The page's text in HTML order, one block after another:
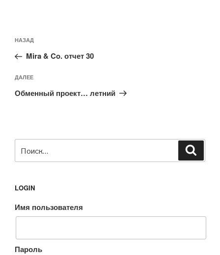
по
записям
Предыдущая
запись:
НАЗАД
Mira & Co. отчет 30
Следующая
запись
ДАЛЕЕ
Обменный проект… летний
LOGIN
Имя пользователя
Пароль